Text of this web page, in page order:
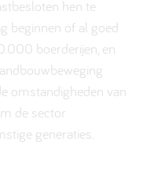
hen te
beginnen of al goed
boerderijen, en
omstandigheden van
de sector
generaties.